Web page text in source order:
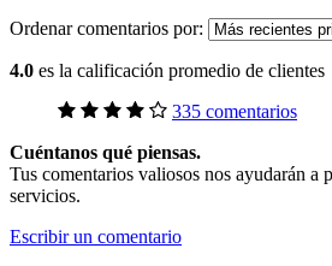
Ordenar comentarios por:
4.0 es la calificación promedio de clientes
335 comentarios
Cuéntanos qué piensas.
Tus comentarios valiosos nos ayudarán a
servicios.
Escribir un comentario